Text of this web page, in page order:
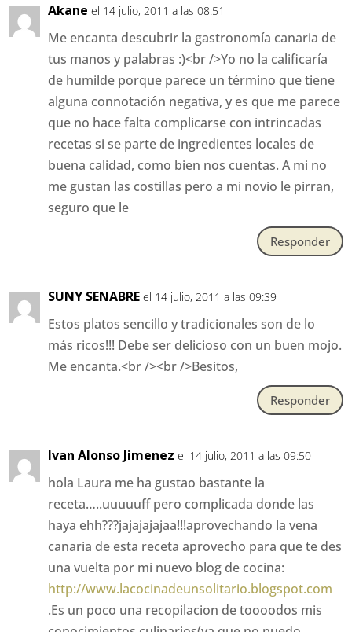
Akane el 14 julio, 2011 a las 08:51
Me encanta descubrir la gastronomía canaria de
tus manos y palabras :)<br />Yo no la calificaría
de humilde porque parece un término que tiene
alguna connotación negativa, y es que me parece
que no hace falta complicarse con intrincadas
recetas si se parte de ingredientes locales de
buena calidad, como bien nos cuentas. A mi no
me gustan las costillas pero a mi novio le pirran,
seguro que le
Responder
SUNY SENABRE el 14 julio, 2011 a las 09:39
Estos platos sencillo y tradicionales son de lo
más ricos!!! Debe ser delicioso con un buen mojo.
Me encanta.<br /><br />Besitos,
Responder
Ivan Alonso Jimenez el 14 julio, 2011 a las 09:50
hola Laura me ha gustao bastante la
receta…..uuuuuff pero complicada donde las
haya ehh???jajajajajaa!!!aprovechando la vena
canaria de esta receta aprovecho para que te des
una vuelta por mi nuevo blog de cocina:
http://www.lacocinadeunsolitario.blogspot.com
.Es un poco una recopilacion de toooodos mis